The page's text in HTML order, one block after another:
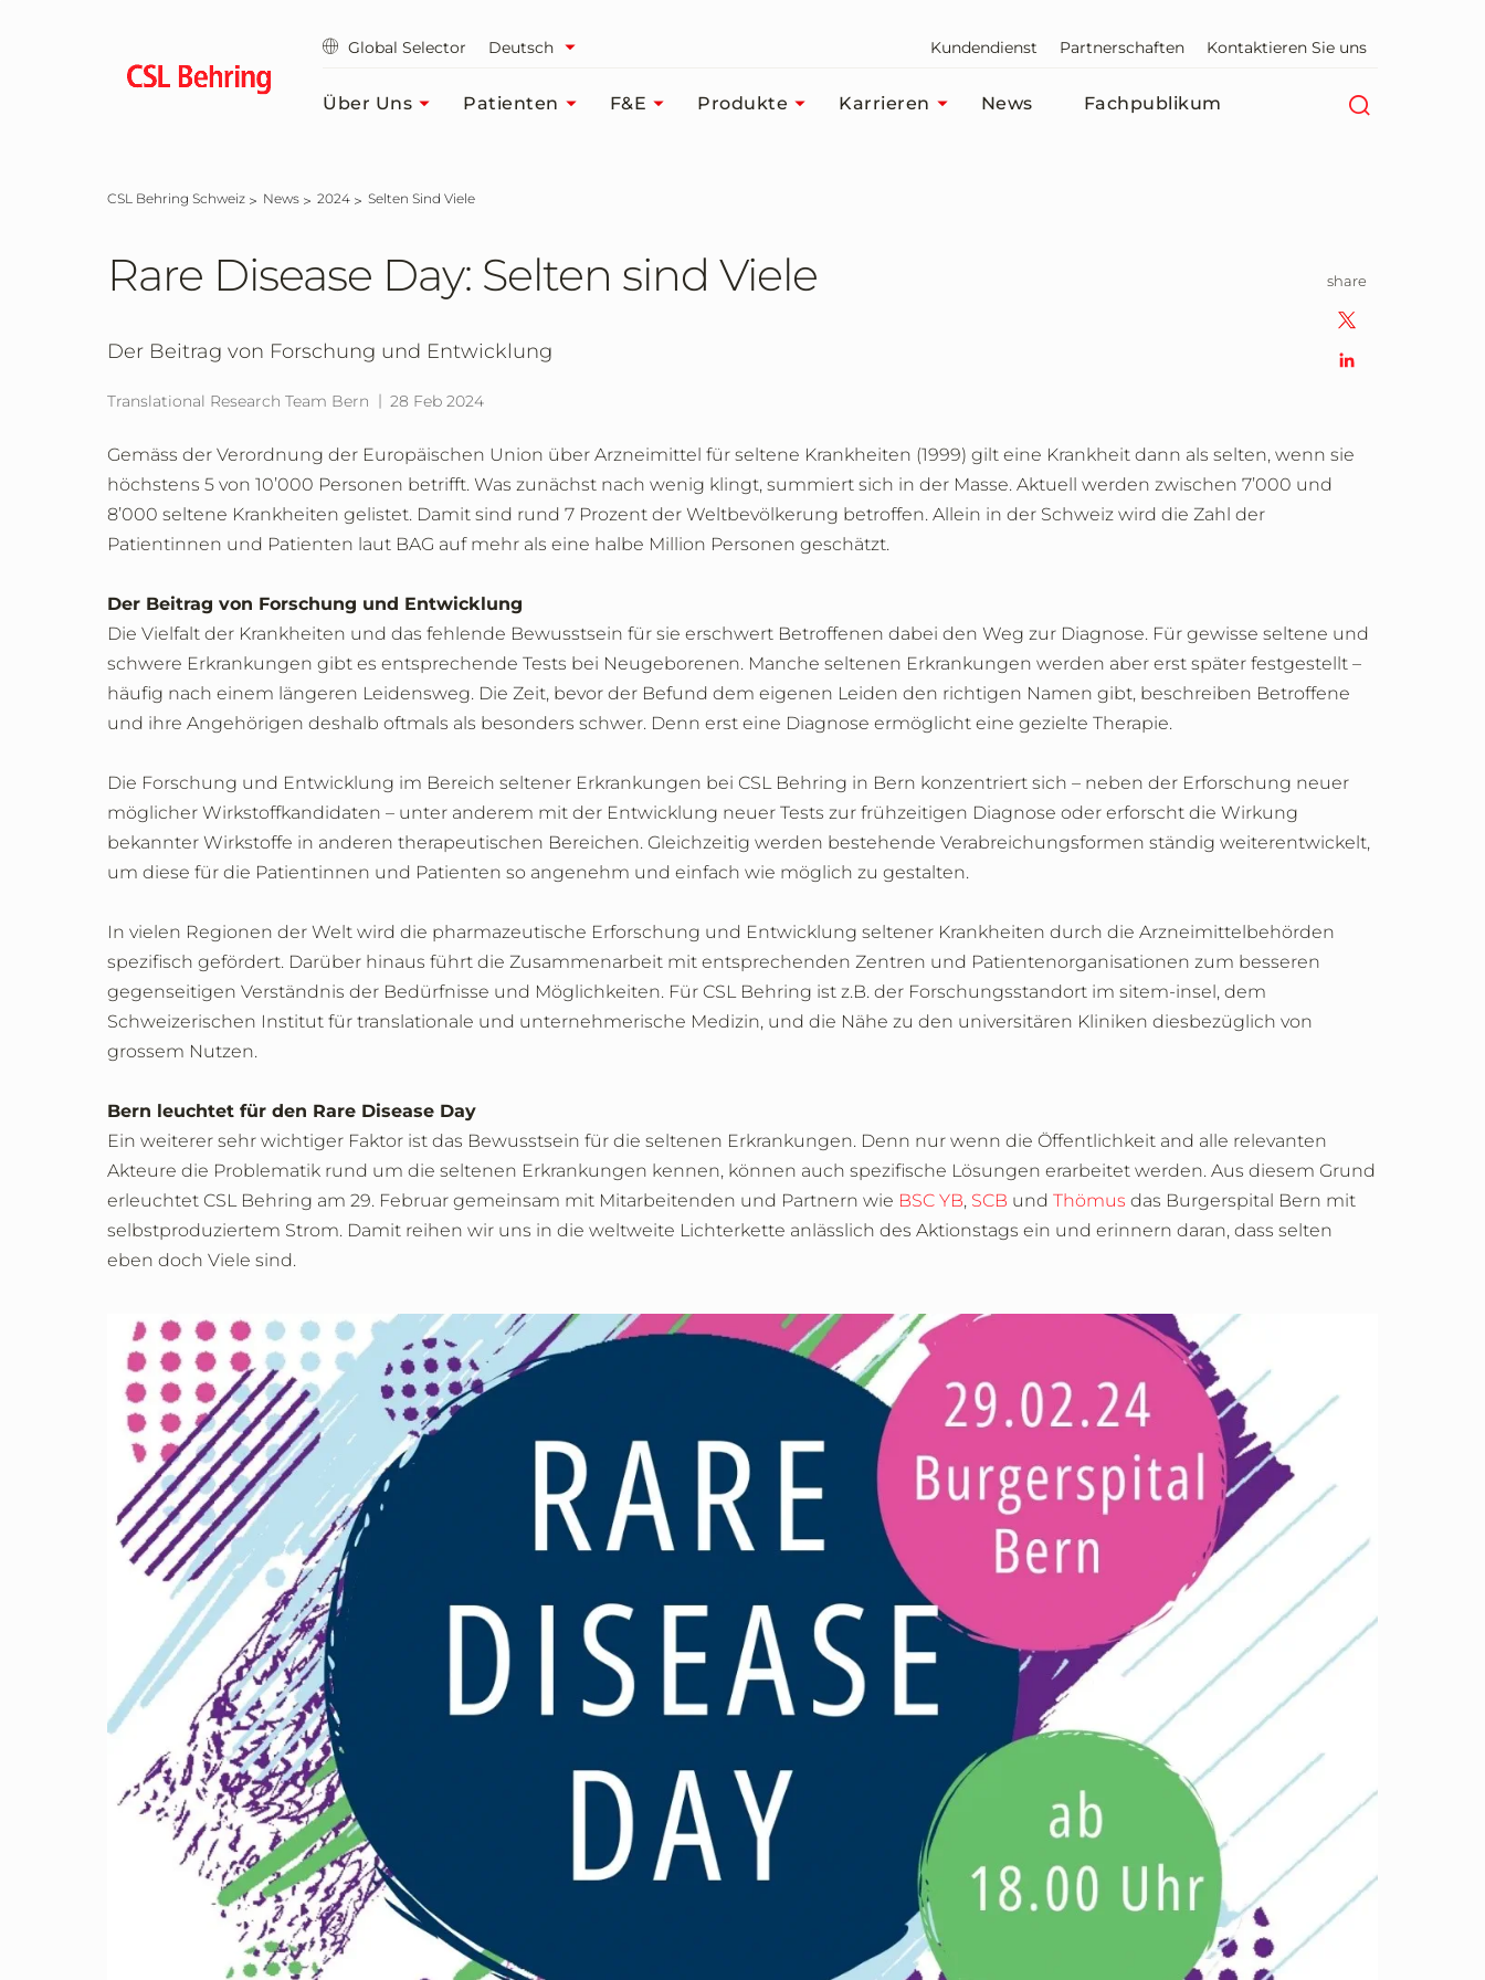
Global Selector Deutsch Kundendienst Partnerschaften Kontaktieren Sie uns
Über Uns Patienten F&E Produkte Karrieren News Fachpublikum
CSL Behring Schweiz News 2024 Selten Sind Viele
Rare Disease Day: Selten sind Viele
Der Beitrag von Forschung und Entwicklung
Translational Research Team Bern 28 Feb 2024
Gemäss der Verordnung der Europäischen Union über Arzneimittel für seltene Krankheiten (1999) gilt eine Krankheit dann als selten, wenn sie
höchstens 5 von 10’000 Personen betrifft. Was zunächst nach wenig klingt, summiert sich in der Masse. Aktuell werden zwischen 7’000 und
8’000 seltene Krankheiten gelistet. Damit sind rund 7 Prozent der Weltbevölkerung betroffen. Allein in der Schweiz wird die Zahl der
Patientinnen und Patienten laut BAG auf mehr als eine halbe Million Personen geschätzt.
Der Beitrag von Forschung und Entwicklung
Die Vielfalt der Krankheiten und das fehlende Bewusstsein für sie erschwert Betroffenen dabei den Weg zur Diagnose. Für gewisse seltene und
schwere Erkrankungen gibt es entsprechende Tests bei Neugeborenen. Manche seltenen Erkrankungen werden aber erst später festgestellt –
häufig nach einem längeren Leidensweg. Die Zeit, bevor der Befund dem eigenen Leiden den richtigen Namen gibt, beschreiben Betroffene
und ihre Angehörigen deshalb oftmals als besonders schwer. Denn erst eine Diagnose ermöglicht eine gezielte Therapie.
Die Forschung und Entwicklung im Bereich seltener Erkrankungen bei CSL Behring in Bern konzentriert sich – neben der Erforschung neuer
möglicher Wirkstoffkandidaten – unter anderem mit der Entwicklung neuer Tests zur frühzeitigen Diagnose oder erforscht die Wirkung
bekannter Wirkstoffe in anderen therapeutischen Bereichen. Gleichzeitig werden bestehende Verabreichungsformen ständig weiterentwickelt,
um diese für die Patientinnen und Patienten so angenehm und einfach wie möglich zu gestalten.
In vielen Regionen der Welt wird die pharmazeutische Erforschung und Entwicklung seltener Krankheiten durch die Arzneimittelbehörden
spezifisch gefördert. Darüber hinaus führt die Zusammenarbeit mit entsprechenden Zentren und Patientenorganisationen zum besseren
gegenseitigen Verständnis der Bedürfnisse und Möglichkeiten. Für CSL Behring ist z.B. der Forschungsstandort im sitem-insel, dem
Schweizerischen Institut für translationale und unternehmerische Medizin, und die Nähe zu den universitären Kliniken diesbezüglich von
grossem Nutzen.
Bern leuchtet für den Rare Disease Day
Ein weiterer sehr wichtiger Faktor ist das Bewusstsein für die seltenen Erkrankungen. Denn nur wenn die Öffentlichkeit and alle relevanten
Akteure die Problematik rund um die seltenen Erkrankungen kennen, können auch spezifische Lösungen erarbeitet werden. Aus diesem Grund
erleuchtet CSL Behring am 29. Februar gemeinsam mit Mitarbeitenden und Partnern wie BSC YB, SCB und Thömus das Burgerspital Bern mit
selbstproduziertem Strom. Damit reihen wir uns in die weltweite Lichterkette anlässlich des Aktionstags ein und erinnern daran, dass selten
eben doch Viele sind.
share